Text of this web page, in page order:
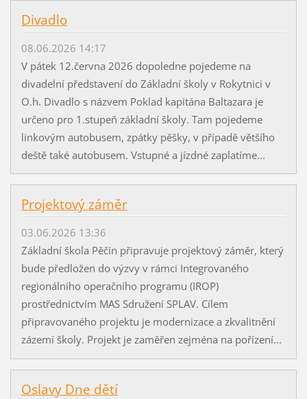
Divadlo
08.06.2026 14:17
V pátek 12.června 2026 dopoledne pojedeme na
divadelní představení do Základní školy v Rokytnici v
O.h. Divadlo s názvem Poklad kapitána Baltazara je
určeno pro 1.stupeň základní školy. Tam pojedeme
linkovým autobusem, zpátky pěšky, v případě většího
deště také autobusem. Vstupné a jízdné zaplatíme...
Projektový záměr
03.06.2026 13:36
Základní škola Pěčín připravuje projektový záměr, který
bude předložen do výzvy v rámci Integrovaného
regionálního operačního programu (IROP)
prostřednictvím MAS Sdružení SPLAV. Cílem
připravovaného projektu je modernizace a zkvalitnění
zázemí školy. Projekt je zaměřen zejména na pořízení...
Oslavy Dne dětí